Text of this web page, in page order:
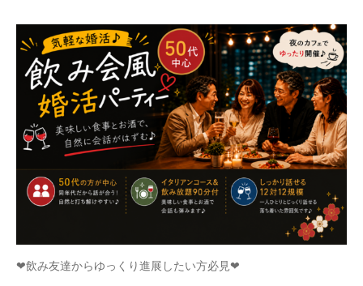
❤飲み友達からゆっくり進展したい方必見❤